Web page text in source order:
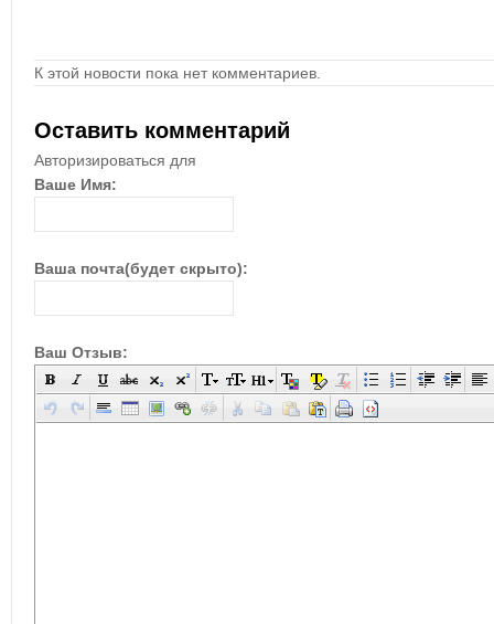
К этой новости пока нет комментариев.
Оставить комментарий
Авторизироваться для
Ваше Имя:
Ваша почта(будет скрыто):
Ваш Отзыв: